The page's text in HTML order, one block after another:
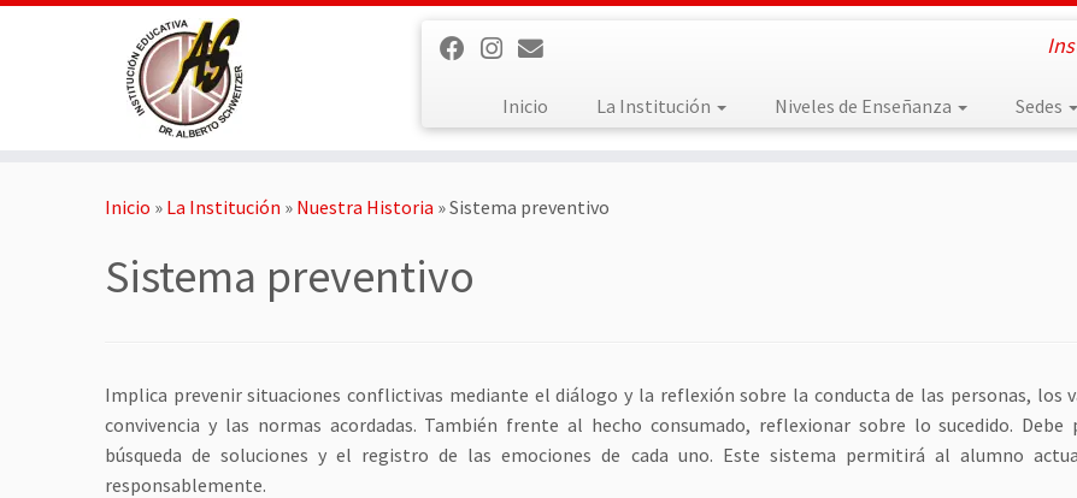
Saltar
Inicio La Institución Niveles de Enseñanza Sedes
Inicio » La Institución » Nuestra Historia »Sistema preventivo
Sistema preventivo
Implica prevenir situaciones conflictivas mediante el diálogo y la reflexión sobre la conducta de las personas, los
convivencia y las normas acordadas. También frente al hecho consumado, reflexionar sobre lo sucedido. Debe
búsqueda de soluciones y el registro de las emociones de cada uno. Este sistema permitirá al alumno
responsablemente.